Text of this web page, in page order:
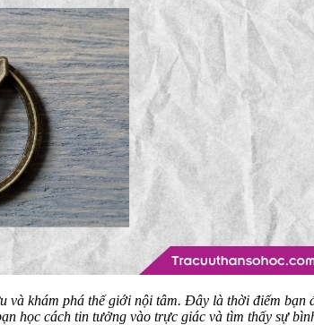
khám phá thế giới nội tâm. Đây là thời điểm
học cách tin tưởng vào trực giác và tìm thấy sự